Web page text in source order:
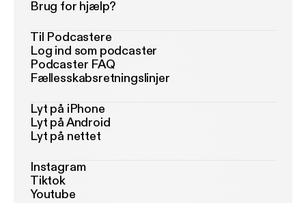
Brug for hjælp?
Til Podcastere
Log ind som podcaster
Podcaster FAQ
Fællesskabsretningslinjer
Lyt på iPhone
Lyt på Android
Lyt på nettet
Instagram
Tiktok
Youtube